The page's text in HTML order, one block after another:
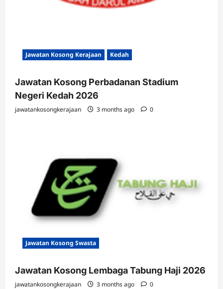
Jawatan Kosong Kerajaan Kedah
Jawatan Kosong Perbadanan Stadium
Negeri Kedah 2026
jawatankosongkerajaan 3 months ago 0
Jawatan Kosong Swasta
Jawatan Kosong Lembaga Tabung Haji 2026
jawatankosongkerajaan 3 months ago 0